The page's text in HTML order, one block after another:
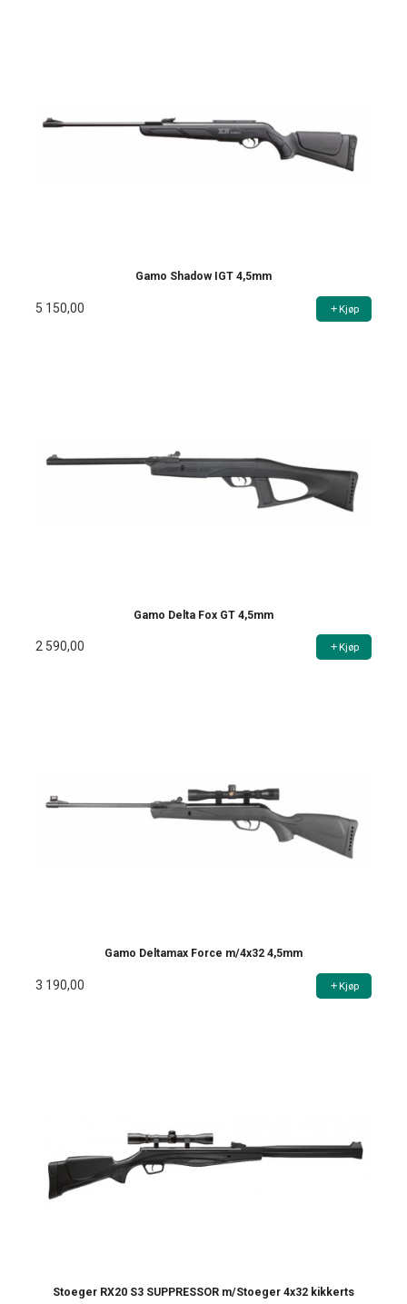
Gamo Shadow IGT 4,5mm
5 150,00 Kjøp
Gamo Delta Fox GT 4,5mm
2 590,00 Kjøp
Gamo Deltamax Force m/4x32 4,5mm
3 190,00 Kjøp
Stoeger RX20 S3 SUPPRESSOR m/Stoeger 4x32 kikkerts